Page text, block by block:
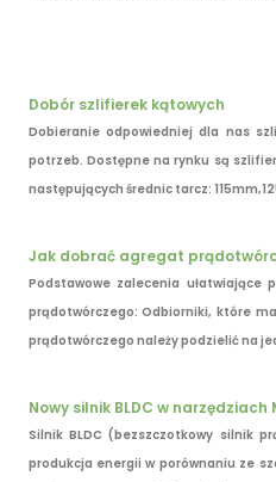
Dobór szlifierek kątowych
Dobieranie odpowiedniej dla nas
potrzeb. Dostępne na rynku są
następujących średnic tarcz:
Jak dobrać agregat
Podstawowe zalecenia ułatwiające
prądotwórczego: Odbiorniki, które
prądotwórczego należy podzielić na
Nowy silnik BLDC w narzędziach
Silnik BLDC (bezszczotkowy silnik
produkcja energii w porównaniu ze